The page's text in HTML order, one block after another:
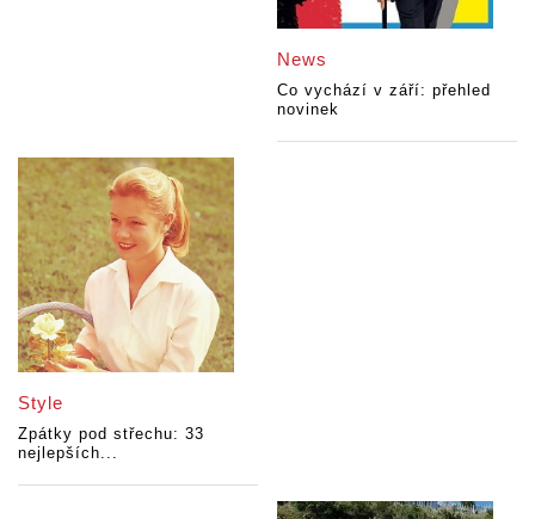
News
Co vychází v září: přehled
novinek
Style
Zpátky pod střechu: 33
nejlepších...